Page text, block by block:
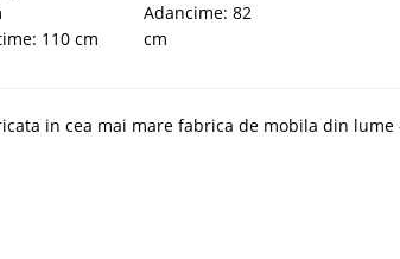
110 cm
Adancime: 82
cm
in cea mai mare fabrica de mobila din lume